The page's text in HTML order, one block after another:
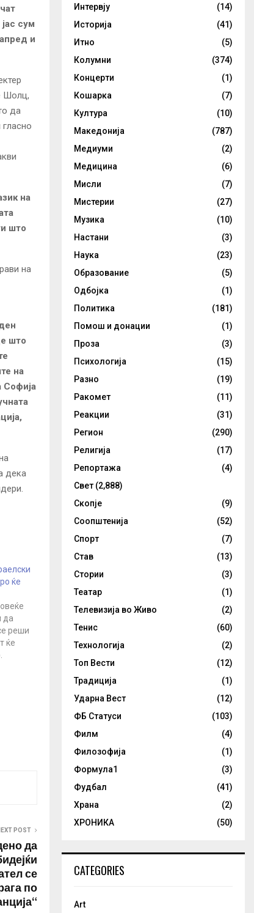
сум
и
Шолц,
да
на
што
на
што
на
Софија
дека
ќе
да
реши
ќе
POST
да
се
по
Интервју
(14)
Историја
(41)
Итно
(5)
Колумни
(374)
Концерти
(1)
Кошарка
(7)
Култура
(10)
Македонија
(787)
Медиуми
(2)
Медицина
(6)
Мисли
(7)
Мистерии
(27)
Музика
(10)
Настани
(3)
Наука
(23)
Образование
(5)
Одбојка
(1)
Политика
(181)
Помош и донации
(1)
Проза
(3)
Психологија
(15)
Разно
(19)
Ракомет
(11)
Реакции
(31)
Регион
(290)
Религија
(17)
Репортажа
(4)
Свет (2,888)
Скопје
(9)
Соопштенија
(52)
Спорт
(7)
Став
(13)
Стории
(3)
Театар
(1)
Телевизија во Живо
(2)
Тенис
(60)
Технологија
(2)
Топ Вести
(12)
Традиција
(1)
Ударна Вест
(12)
ФБ Статуси
(103)
Филм
(4)
Филозофија
(1)
Формула1
(3)
Фудбал
(41)
Храна
(2)
ХРОНИКА
(50)
CATEGORIES
Art